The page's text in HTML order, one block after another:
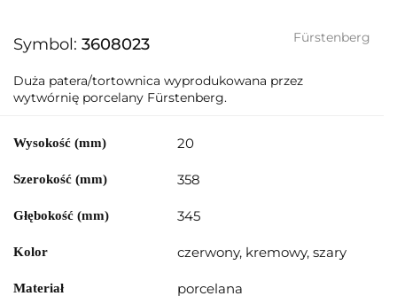
Symbol: 3608023 Fürstenberg
Duża patera/tortownica wyprodukowana przez
wytwórnię porcelany Fürstenberg.
Wysokość (mm) 20
Szerokość (mm) 358
Głębokość (mm) 345
Kolor czerwony, kremowy, szary
Materiał porcelana